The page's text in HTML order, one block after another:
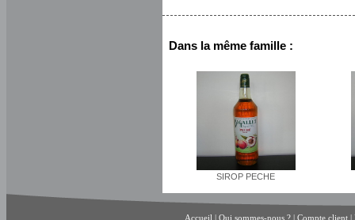
Dans la même famille :
SIROP PECHE
Accueil Qui sommes-nous ?| Compte client